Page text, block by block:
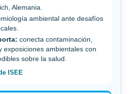
Alemania.
ambiental ante desafíos
conecta contaminación,
exposiciones ambientales con
sobre la salud.
ISEE